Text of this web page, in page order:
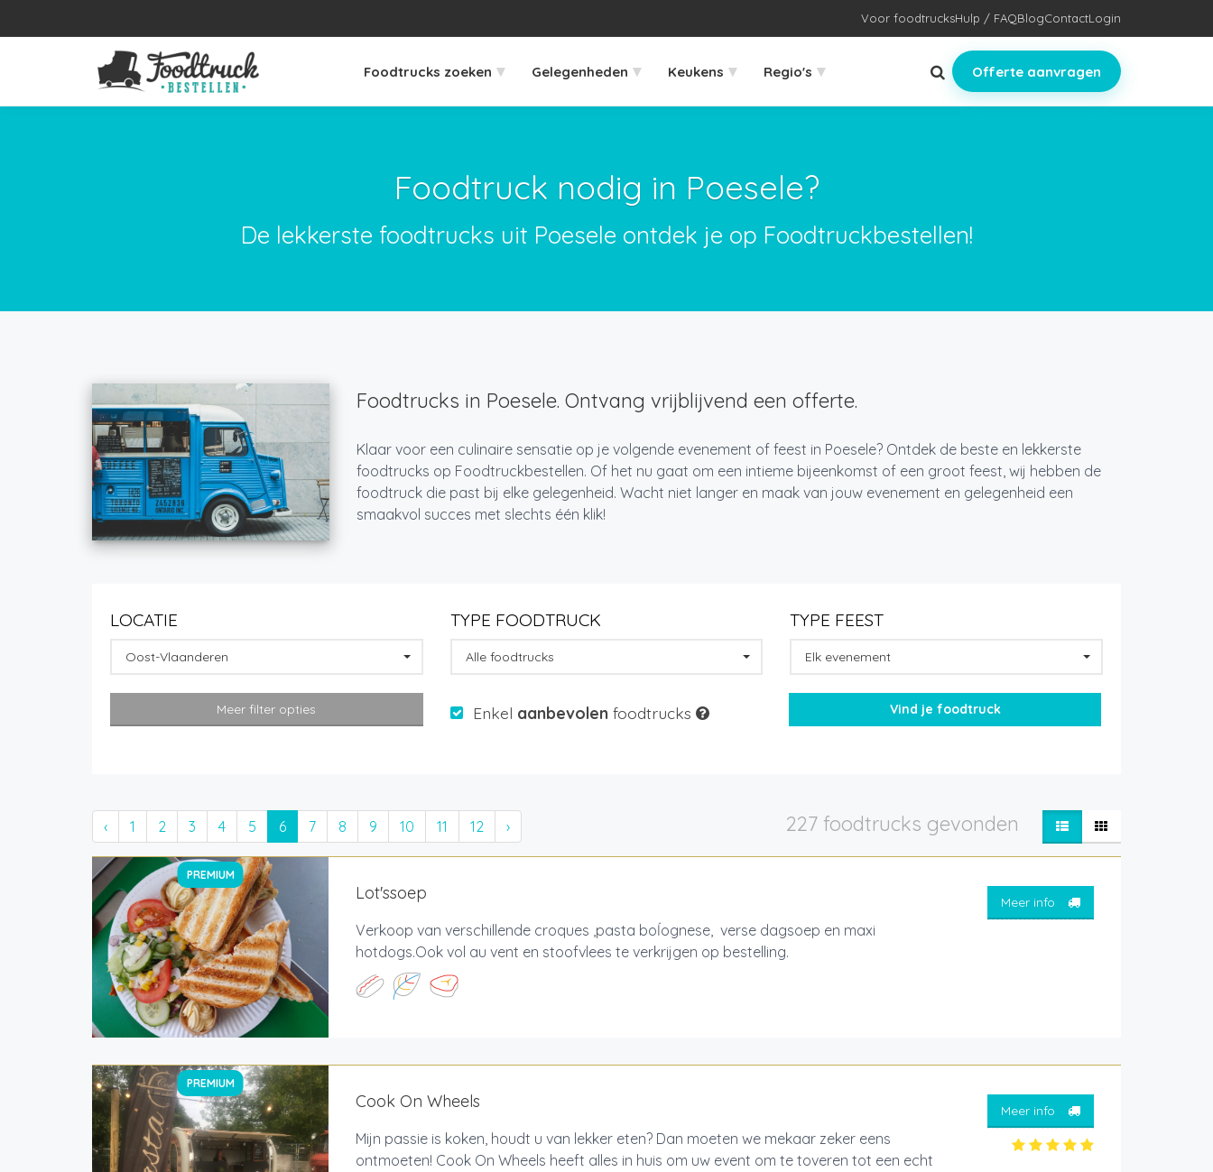
Voor foodtrucksHulp / FAQBlogContactLogin
Foodtrucks zoeken ▾ Gelegenheden ▾ Keukens ▾ Regio's ▾ Offerte aanvragen
Foodtruck nodig in Poesele?
De lekkerste foodtrucks uit Poesele ontdek je op Foodtruckbestellen!
Foodtrucks in Poesele. Ontvang vrijblijvend een offerte.
Klaar voor een culinaire sensatie op je volgende evenement of feest in Poesele? Ontdek de beste en lekkerste
foodtrucks op Foodtruckbestellen. Of het nu gaat om een intieme bijeenkomst of een groot feest, wij hebben de
foodtruck die past bij elke gelegenheid. Wacht niet langer en maak van jouw evenement en gelegenheid een
smaakvol succes met slechts één klik!
LOCATIE
Oost-Vlaanderen
TYPE FOODTRUCK
Alle foodtrucks
TYPE FEEST
Elk evenement
Meer filter opties Enkel aanbevolen foodtrucks
‹ 1 2 3 4 5 6 7 8 9 10 11 12 › 227 foodtrucks gevonden
PREMIUM
Lot'ssoep
Verkoop van verschillende croques ,pasta boĺognese, verse dagsoep en maxi
hotdogs.Ook vol au vent en stoofvlees te verkrijgen op bestelling.
Meer info
PREMIUM
Cook On Wheels
Mijn passie is koken, houdt u van lekker eten? Dan moeten we mekaar zeker eens
ontmoeten! Cook On Wheels heeft alles in huis om uw event om te toveren tot een echt
Meer info